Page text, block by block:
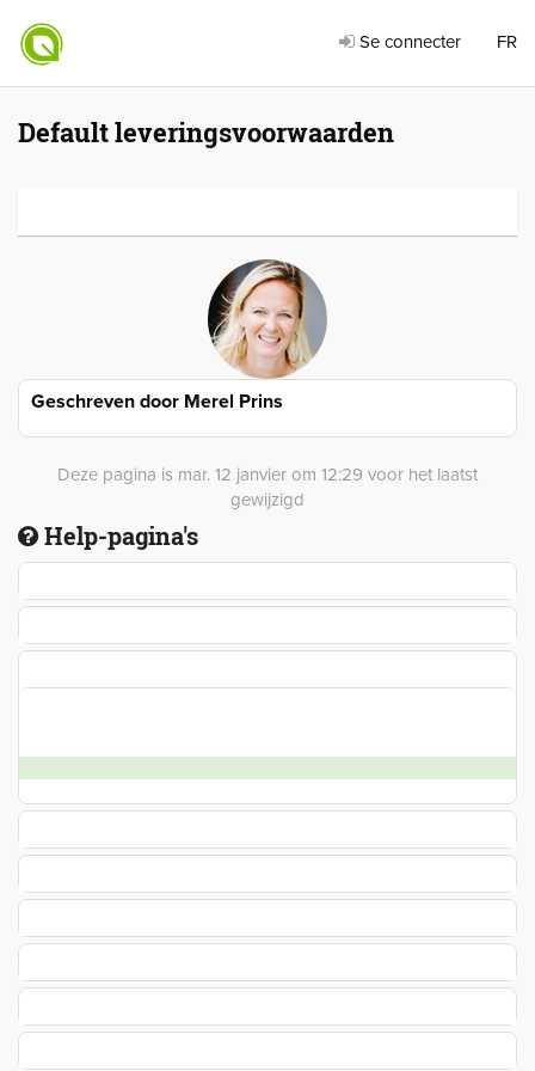
Se connecter FR
Default leveringsvoorwaarden
Geschreven door Merel Prins
Deze pagina is mar. 12 janvier om 12:29 voor het laatst
gewijzigd
Help-pagina's